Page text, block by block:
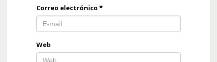
Correo electrónico *
Web